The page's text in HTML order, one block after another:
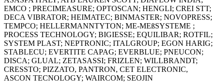
EMCO ; PRECIMEASURE; OPTOSCAN; HENGLI; CREI STT;
DECA VIBRATOR; HEIMATEC; BINMASTER; NOVOPRESS;
TEMPCO; HELLERMANNTYTON; ME-MEßSYSTEME ;
PROCESS TECHNOLOGY; BIGIESSE; EQUILIBAR; ROTFIL;
SYSTEM PLAST; NEPTRONIC; ITALGROUP; EGON HARIG;
STABLECU; EVERTITE CAPAG; EVERBLUE; PNEUCON;
DISCA; GLUAL; ZETASASSI; FRIZLEN; WILLBRANDT;
CRESSTO; PIZZATO, PANTRON, CET ELECTRONIC,
ASCON TECNOLOGY; WAIRCOM; SEOJIN